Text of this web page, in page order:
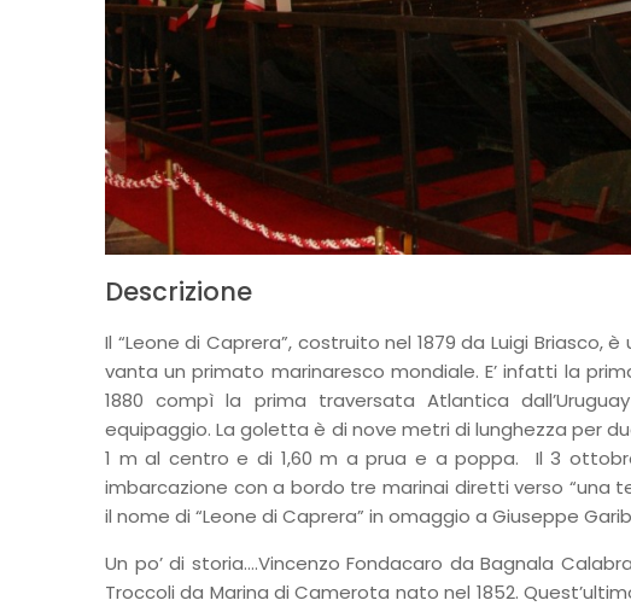
Descrizione
Il “Leone di Caprera”, costruito nel 1879 da Luigi
vanta un primato marinaresco mondiale. E’ infatti la
1880 compì la prima traversata Atlantica
equipaggio. La goletta è di nove metri di lunghezza per
1 m al centro e di 1,60 m a prua e a poppa. Il 3
imbarcazione con a bordo tre marinai diretti verso “una
il nome di “Leone di Caprera” in omaggio a Giuseppe
Un po’ di storia….Vincenzo Fondacaro da Bagnala
Troccoli da Marina di Camerota nato nel 1852.